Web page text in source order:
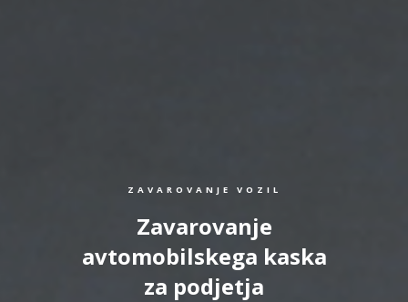
ZAVAROVANJE VOZIL
Zavarovanje
avtomobilskega kaska
za podjetja